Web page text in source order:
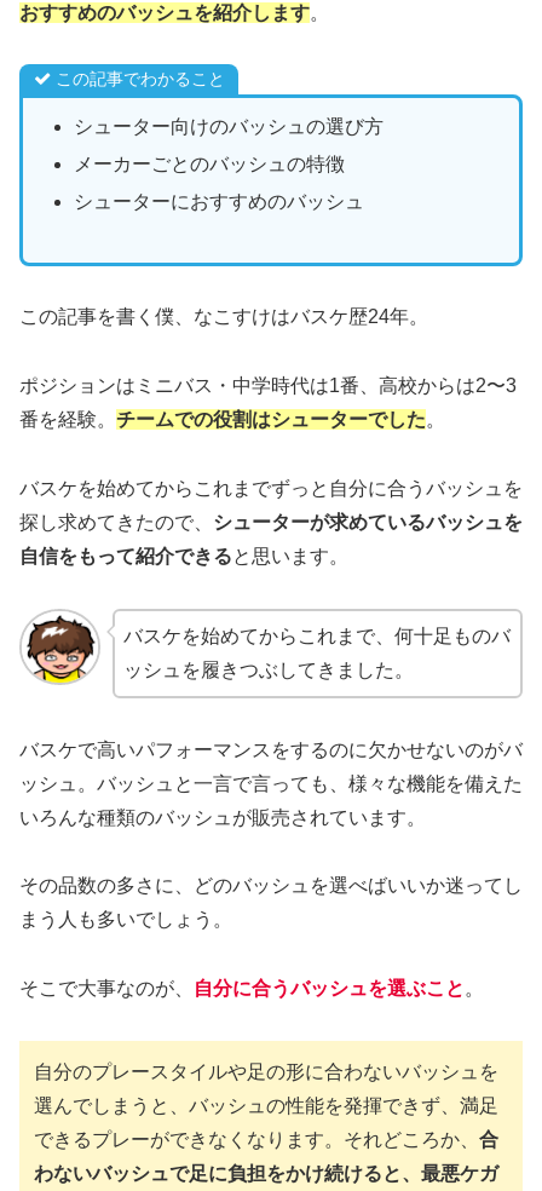
おすすめのバッシュを紹介します。
この記事でわかること
シューター向けのバッシュの選び方
メーカーごとのバッシュの特徴
シューターにおすすめのバッシュ
この記事を書く僕、なこすけはバスケ歴24年。
ポジションはミニバス・中学時代は1番、高校からは2〜3
番を経験。 チームでの役割はシューターでした。
バスケを始めてからこれまでずっと自分に合うバッシュを
探し求めてきたので、 シューターが求めているバッシュを
自信をもって紹介できると思います。
バスケを始めてからこれまで、何十足ものバ
ッシュを履きつぶしてきました。
バスケで高いパフォーマンスをするのに欠かせないのがバ
ッシュ。バッシュと一言で言っても、様々な機能を備えた
いろんな種類のバッシュが販売されています。
その品数の多さに、どのバッシュを選べばいいか迷ってし
まう人も多いでしょう。
そこで大事なのが、 自分に合うバッシュを選ぶこと 。
自分のプレースタイルや足の形に合わないバッシュを
選んでしまうと、バッシュの性能を発揮できず、満足
できるプレーができなくなります。それどころか、 合
わないバッシュで足に負担をかけ続けると、最悪ケガ